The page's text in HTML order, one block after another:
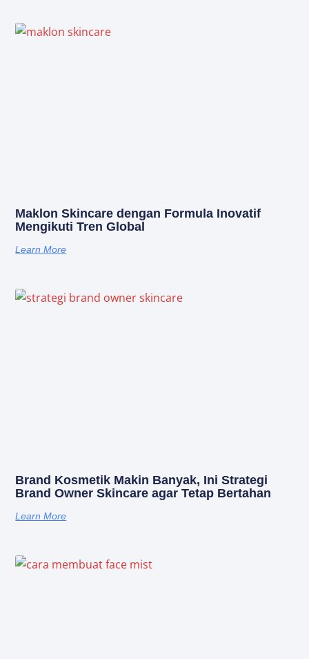
Maklon Skincare dengan Formula Inovatif
Mengikuti Tren Global
Learn More
Brand Kosmetik Makin Banyak, Ini Strategi
Brand Owner Skincare agar Tetap Bertahan
Learn More